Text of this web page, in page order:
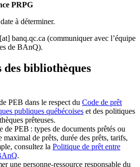
PRPG
à déterminer.
[at] banq.qc.ca (communiquer avec l’équipe
de BAnQ).
des bibliothèques
PEB dans le respect du Code de prêt
publiques québécoises et des politiques
prêteuses.
de PEB : types de documents prêtés ou
maximal de prêts, durée des prêts, tarifs,
consultez la Politique de prêt entre
.
une personne-ressource responsable du